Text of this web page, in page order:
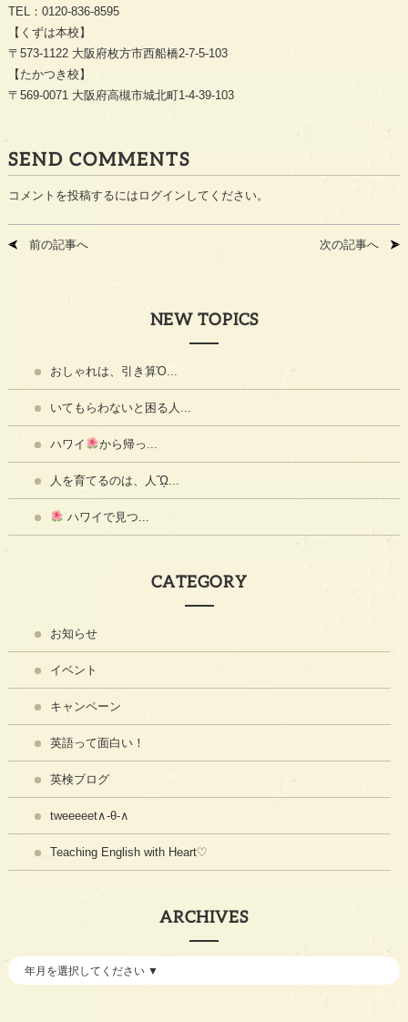
TEL：0120-836-8595
【くずは本校】
〒573-1122 大阪府枚方市西船橋2-7-5-103
【たかつき校】
〒569-0071 大阪府高槻市城北町1-4-39-103
SEND COMMENTS
コメントを投稿するには ログイン してください。
前の記事へ 次の記事へ
NEW TOPICS
おしゃれは、引き算Ὀ...
いてもらわないと困る人...
ハワイ から帰っ...
人を育てるのは、人ᾫ...
ハワイで見つ...
CATEGORY
お知らせ
イベント
キャンペーン
英語って面白い！
英検ブログ
tweeeeet∧-θ-∧
Teaching English with Heart♡
ARCHIVES